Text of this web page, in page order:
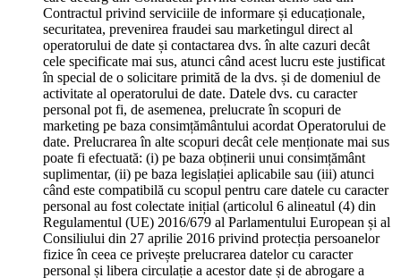
Contractul privind serviciile de informare și educaționale,
securitatea, prevenirea fraudei sau marketingul direct al
operatorului de date și contactarea dvs. în alte cazuri decât
cele specificate mai sus, atunci când acest lucru este justificat
în special de o solicitare primită de la dvs. și de domeniul de
activitate al operatorului de date. Datele dvs. cu caracter
personal pot fi, de asemenea, prelucrate în scopuri de
marketing pe baza consimțământului acordat Operatorului de
date. Prelucrarea în alte scopuri decât cele menționate mai sus
poate fi efectuată: (i) pe baza obținerii unui consimțământ
suplimentar, (ii) pe baza legislației aplicabile sau (iii) atunci
când este compatibilă cu scopul pentru care datele cu caracter
personal au fost colectate inițial (articolul 6 alineatul (4) din
Regulamentul (UE) 2016/679 al Parlamentului European și al
Consiliului din 27 aprilie 2016 privind protecția persoanelor
fizice în ceea ce privește prelucrarea datelor cu caracter
personal și libera circulație a acestor date și de abrogare a